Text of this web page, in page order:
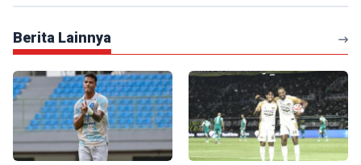
Berita Lainnya